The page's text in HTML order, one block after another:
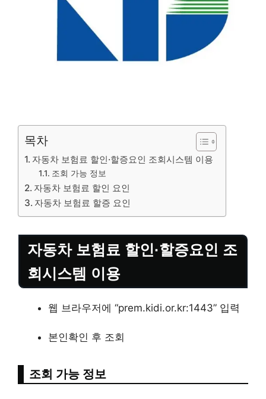
목차
자동차 보험료 할인·할증요인 조회시스템 이용
조회 가능 정보
자동차 보험료 할인 요인
자동차 보험료 할증 요인
자동차 보험료 할인·할증요인 조
회시스템 이용
웹 브라우저에 “prem.kidi.or.kr:1443” 입력
본인확인 후 조회
조회 가능 정보